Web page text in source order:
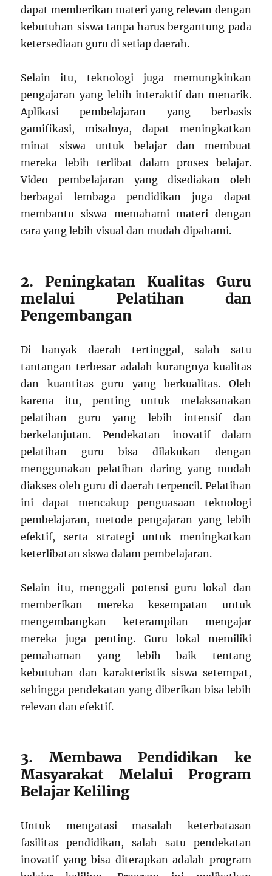
dapat memberikan materi yang relevan dengan
kebutuhan siswa tanpa harus bergantung pada
ketersediaan guru di setiap daerah.
Selain itu, teknologi juga memungkinkan
pengajaran yang lebih interaktif dan menarik.
Aplikasi pembelajaran yang berbasis
gamifikasi, misalnya, dapat meningkatkan
minat siswa untuk belajar dan membuat
mereka lebih terlibat dalam proses belajar.
Video pembelajaran yang disediakan oleh
berbagai lembaga pendidikan juga dapat
membantu siswa memahami materi dengan
cara yang lebih visual dan mudah dipahami.
2. Peningkatan Kualitas Guru
melalui Pelatihan dan
Pengembangan
Di banyak daerah tertinggal, salah satu
tantangan terbesar adalah kurangnya kualitas
dan kuantitas guru yang berkualitas. Oleh
karena itu, penting untuk melaksanakan
pelatihan guru yang lebih intensif dan
berkelanjutan. Pendekatan inovatif dalam
pelatihan guru bisa dilakukan dengan
menggunakan pelatihan daring yang mudah
diakses oleh guru di daerah terpencil. Pelatihan
ini dapat mencakup penguasaan teknologi
pembelajaran, metode pengajaran yang lebih
efektif, serta strategi untuk meningkatkan
keterlibatan siswa dalam pembelajaran.
Selain itu, menggali potensi guru lokal dan
memberikan mereka kesempatan untuk
mengembangkan keterampilan mengajar
mereka juga penting. Guru lokal memiliki
pemahaman yang lebih baik tentang
kebutuhan dan karakteristik siswa setempat,
sehingga pendekatan yang diberikan bisa lebih
relevan dan efektif.
3. Membawa Pendidikan ke
Masyarakat Melalui Program
Belajar Keliling
Untuk mengatasi masalah keterbatasan
fasilitas pendidikan, salah satu pendekatan
inovatif yang bisa diterapkan adalah program